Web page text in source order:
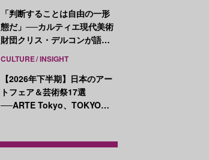
「判断することは自由の一形
態だ」──カルティエ現代美術
財団クリス・デルコンが語
CULTURE INSIGHT
【2026年下半期】日本のアー
トフェア＆芸術祭17選
──ARTE Tokyo、TOKYO